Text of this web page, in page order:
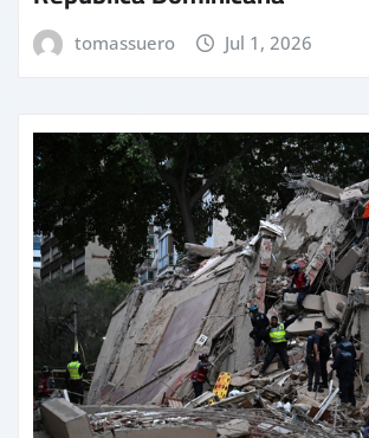
tomassuero Jul 1, 2026